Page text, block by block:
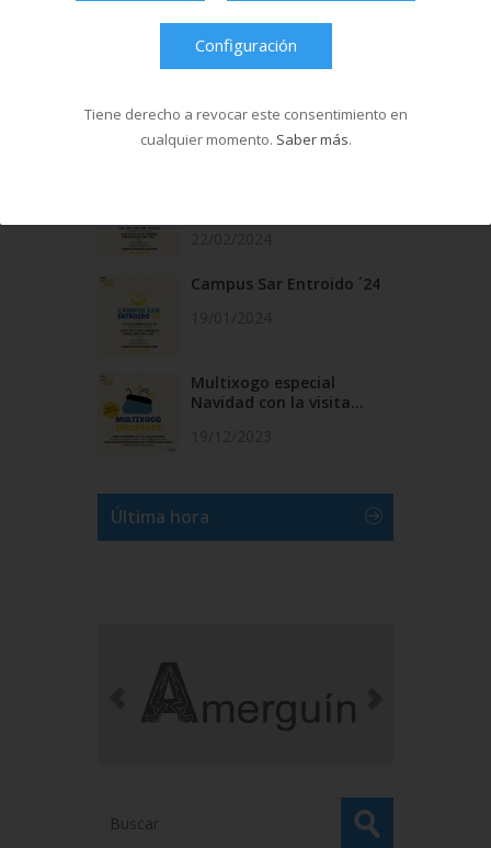
Noticias Relacionadas
el Campus Sa...
17/04/2024
Campus Sar Entroido ´24
Multixogo especial
Navidad con la visita...
Última hora
Configuración
Tiene derecho a revocar este consentimiento en
cualquier momento. Saber más.